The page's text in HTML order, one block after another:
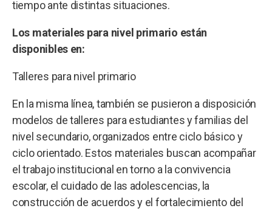
tiempo ante distintas situaciones.
Los materiales para nivel primario están
disponibles en:
Talleres para nivel primario
En la misma línea, también se pusieron a disposición
modelos de talleres para estudiantes y familias del
nivel secundario, organizados entre ciclo básico y
ciclo orientado. Estos materiales buscan acompañar
el trabajo institucional en torno a la convivencia
escolar, el cuidado de las adolescencias, la
construcción de acuerdos y el fortalecimiento del